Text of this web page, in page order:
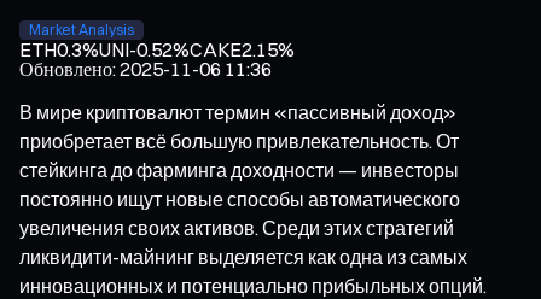
Market Analysis
ETH0.3%UNI-0.52%CAKE2.15%
Обновлено:2025-11-06 11:36
В мире криптовалют термин «пассивный доход»
приобретает всё большую привлекательность. От
стейкинга до фарминга доходности — инвесторы
постоянно ищут новые способы автоматического
увеличения своих активов. Среди этих стратегий
ликвидити-майнинг выделяется как одна из самых
инновационных и потенциально прибыльных опций.